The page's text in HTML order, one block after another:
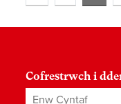
Cofrestrwch i
Enw Cyntaf